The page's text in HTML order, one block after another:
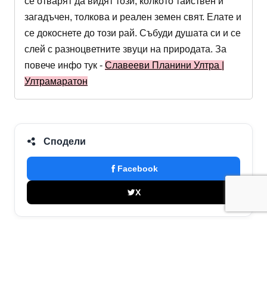
загадъчен, толкова и реален земен свят. Елате и
се докоснете до този рай. Събуди душата си и се
слей с разноцветните звуци на природата. За
повече инфо тук - Славееви Планини Ултра |
Ултрамаратон
Сподели
Facebook
X